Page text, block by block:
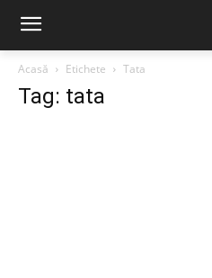
Acasă Etichete Tata
Tag: tata